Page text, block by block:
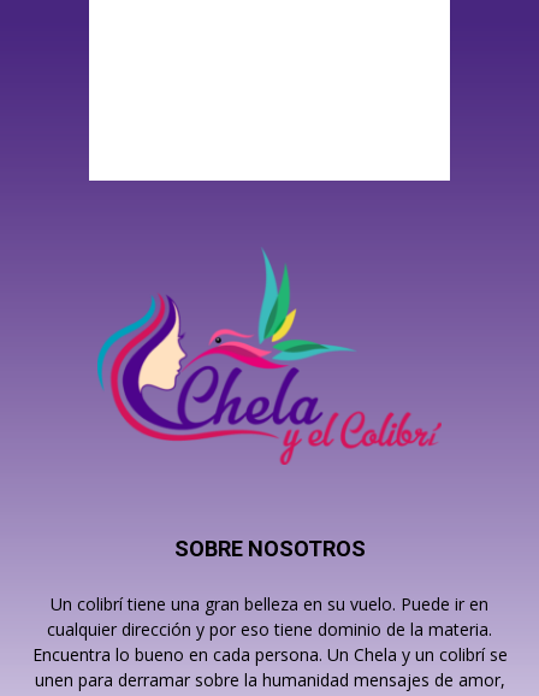
SOBRE NOSOTROS
Un colibrí tiene una gran belleza en su vuelo. Puede ir en
cualquier dirección y por eso tiene dominio de la materia.
Encuentra lo bueno en cada persona. Un Chela y un colibrí se
unen para derramar sobre la humanidad mensajes de amor,